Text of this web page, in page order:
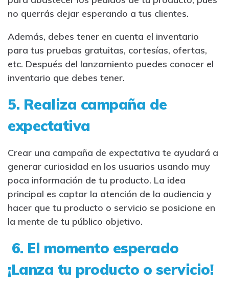
no querrás dejar esperando a tus clientes.
Además, debes tener en cuenta el inventario
para tus pruebas gratuitas, cortesías, ofertas,
etc. Después del lanzamiento puedes conocer el
inventario que debes tener.
5. Realiza campaña de
expectativa
Crear una campaña de expectativa te ayudará a
generar curiosidad en los usuarios usando muy
poca información de tu producto. La idea
principal es captar la atención de la audiencia y
hacer que tu producto o servicio se posicione en
la mente de tu público objetivo.
6. El momento esperado
¡Lanza tu producto o servicio!